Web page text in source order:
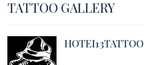
TATTOO GALLERY
HOTEI13TATTOO